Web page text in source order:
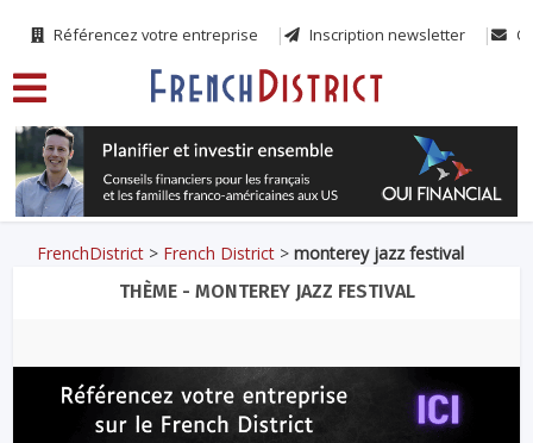
Référencez votre entreprise Inscription newsletter
FrenchDistrict > French District >monterey jazz festival
THÈME - MONTEREY JAZZ FESTIVAL